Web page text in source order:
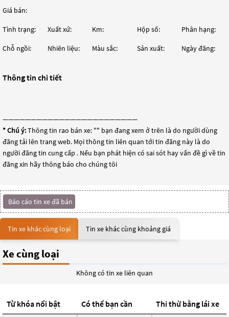
Giá bán:
Tình trạng: Xuất xứ: Km: Hộp số: Phân hạng:
Chỗ ngồi: Nhiên liệu: Màu sắc: Sản xuất: Ngày đăng:
Thông tin chi tiết
————————————————————————
* Chú ý:Thông tin rao bán xe: "" bạn đang xem ở trên là do người dùng
đăng tải lên trang web. Mọi thông tin liên quan tới tin đăng này là do
người đăng tin cung cấp . Nếu bạn phát hiện có sai sót hay vấn đề gì về tin
đăng xin hãy thông báo cho chúng tôi
Báo cáo tin xe đã bán
Tin xe khác cùng loại Tin xe khác cùng khoảng giá
Xe cùng loại
Không có tin xe liên quan
Từ khóa nổi bật Có thể bạn cần Thi thử bằng lái xe